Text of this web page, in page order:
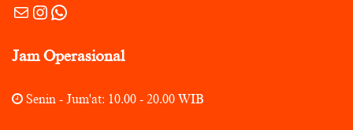
MailInstagram
WhatsApp
Jam Operasional
Senin - Jum'at: 10.00 - 20.00 WIB